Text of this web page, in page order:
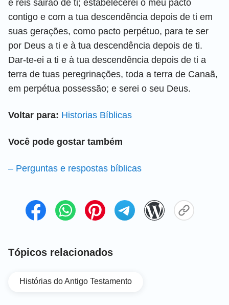
e reis sairão de ti; estabelecerei o meu pacto
contigo e com a tua descendência depois de ti em
suas gerações, como pacto perpétuo, para te ser
por Deus a ti e à tua descendência depois de ti.
Dar-te-ei a ti e à tua descendência depois de ti a
terra de tuas peregrinações, toda a terra de Canaã,
em perpétua possessão; e serei o seu Deus.
Voltar para: Historias Bíblicas
Você pode gostar também
– Perguntas e respostas bíblicas
Tópicos relacionados
Histórias do Antigo Testamento